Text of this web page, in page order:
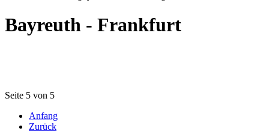
Bayreuth - Frankfurt
Seite 5 von 5
Anfang
Zurück